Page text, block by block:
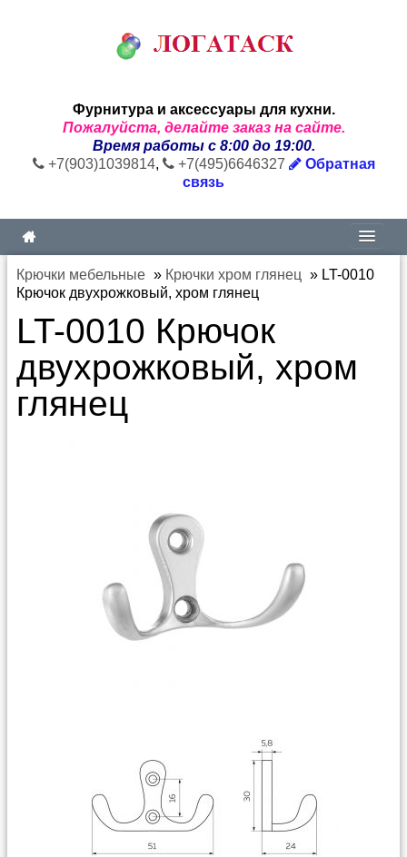
Фурнитура и аксессуары для кухни.
Пожалуйста, делайте заказ на сайте.
Время работы с 8:00 до 19:00.
+7(903)1039814, +7(495)6646327
Обратная
связь
Крючки мебельные » Крючки хром глянец » LT-0010
Крючок двухрожковый, хром глянец
LT-0010 Крючок
двухрожковый, хром
глянец